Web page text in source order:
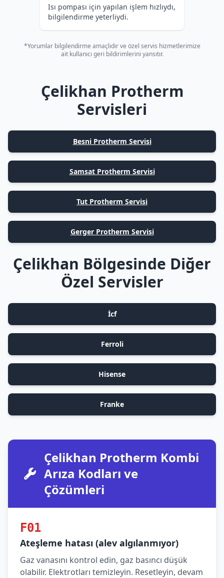
Isı pompası için yapılan işlem hızlıydı,
bilgilendirme yeterliydi.
*Yorumlar bilgilendirme amaçlıdır ve özel servis hizmetlerimize
ait kullanıcı geri bildirimlerini yansıtır.
Çelikhan Protherm
Servisleri
Besni Protherm Servisi
Samsat Protherm Servisi
Tut Protherm Servisi
Gerger Protherm Servisi
Çelikhan Bölgesinde Diğer
Özel Servisler
İcf
Ferroli
Hisense
Franke
Çelikhan Protherm Kombi
Arıza Kodları ve
Çözümleri
F01
Ateşleme hatası (alev algılanmıyor)
Gaz vanasını kontrol edin, gaz basıncı düşük
olabilir. Elektrotları temizleyin. Resetleyin, devam